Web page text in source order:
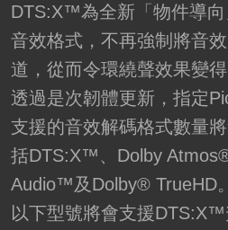
DTS:X™為全新「物件導向
音效格式，不再強制將音
道，從而令環繞聲效果變得
透過是次韌體更新，指定
支援的音效解碼格式數量
括DTS:X™、Dolby
Audio™及Dolby® TrueHD。
以下型號將會支援DTS:X™